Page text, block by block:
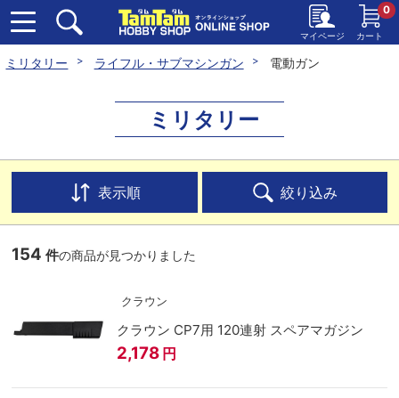
マイページ カート
0
ミリタリー ライフル・サブマシンガン 電動ガン
ミリタリー
表示順 絞り込み
154 件の商品が見つかりました
クラウン
クラウン CP7用 120連射 スペアマガジン
2,178 円